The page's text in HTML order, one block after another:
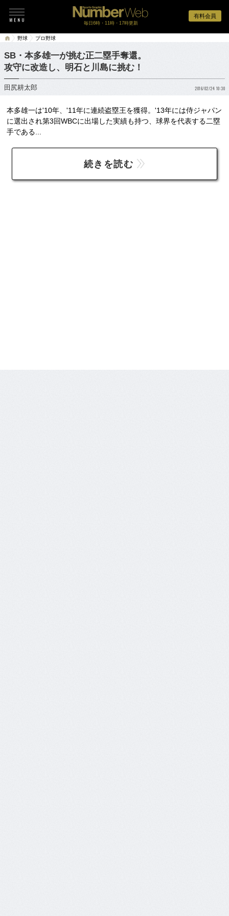
有料会員
毎日6時・11時・17時更新
野球 プロ野球
SB・本多雄一が挑む正二塁手奪還。
攻守に改造し、明石と川島に挑む！
田尻耕太郎 2016/02/24 10:30
本多雄一は'10年、'11年に連続盗塁王を獲得。'13年には侍ジャパン
に選出され第3回WBCに出場した実績も持つ、球界を代表する二塁
手である...
続きを読む